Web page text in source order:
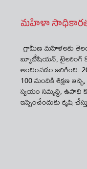
మహిళా
గ్రామీణ మహిళలకు
బ్యూటీషియన్​, టైలరింగ్​
అందించడం జరిగింది.
100 మందికి శిక్షణ
స్వయం సమృద్ధి, ఉపాధి
ఇప్పించేందుకు కృషి